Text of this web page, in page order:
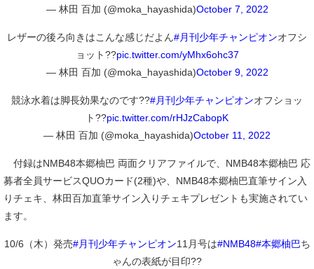
— 林田 百加 (@moka_hayashida)October 7, 2022
レザーの後ろ向きはこんな感じだよん#月刊少年チャンピオンオフシ
ョット??pic.twitter.com/yMhx6ohc37
— 林田 百加 (@moka_hayashida)October 9, 2022
競泳水着は脚長効果なのです??#月刊少年チャンピオンオフショッ
ト??pic.twitter.com/rHJzCabopK
— 林田 百加 (@moka_hayashida)October 11, 2022
付録はNMB48本郷柚巴 両面クリアファイルで、NMB48本郷柚巴 応
募者全員サービスQUOカード(2種)や、NMB48本郷柚巴直筆サイン入
りチェキ、林田百加直筆サイン入りチェキプレゼントも実施されてい
ます。
10/6（木）発売#月刊少年チャンピオン11月号は#NMB48#本郷柚巴ち
ゃんの表紙が目印??